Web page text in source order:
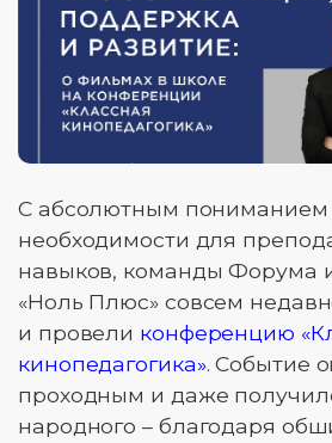
С абсолютным пониманием
необходимости для
навыков, команды Форума
«Ноль Плюс» совсем
и провели конференцию
кинопедагогика». Событие
проходным и даже
народного – благодаря